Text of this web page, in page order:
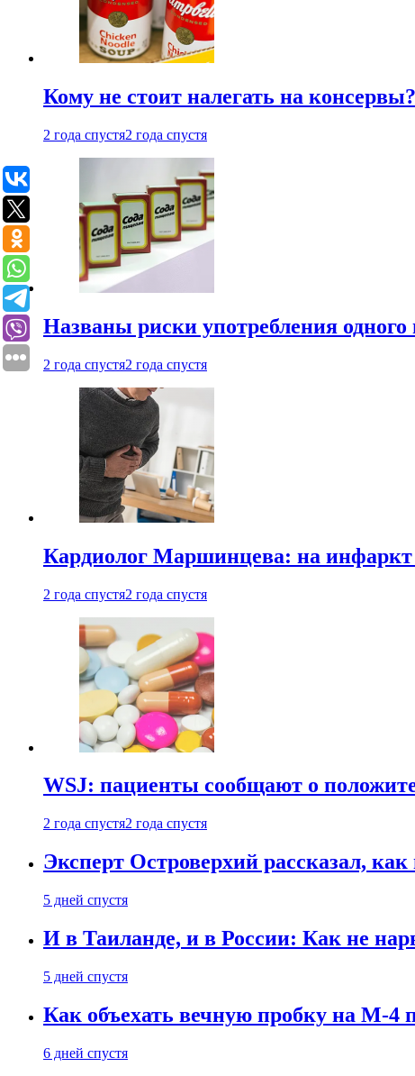
Кому не стоит налегать на
2 года спустя2 года спустя
Названы риски употребления
2 года спустя2 года спустя
Кардиолог Маршинцева: на инфаркт
2 года спустя2 года спустя
WSJ: пациенты сообщают о
2 года спустя2 года спустя
Эксперт Островерхий рассказал,
5 дней спустя
И в Таиланде, и в России: Как не
5 дней спустя
Как объехать вечную пробку на М-4
6 дней спустя